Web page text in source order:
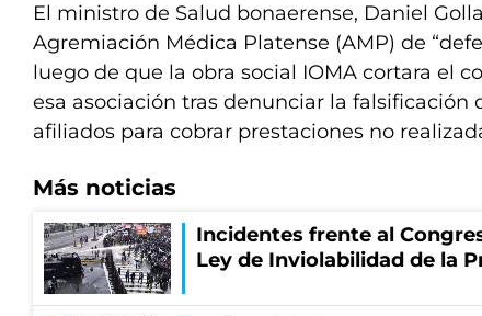
El ministro de Salud bonaerense, Daniel
Agremiación Médica Platense (AMP) de
luego de que la obra social IOMA cortara el
esa asociación tras denunciar la falsificación
afiliados para cobrar prestaciones no
Más noticias
Incidentes frente al
Ley de Inviolabilidad de la